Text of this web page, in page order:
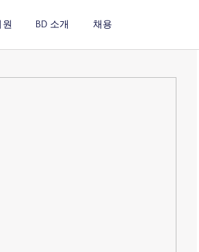
원 BD 소개 채용